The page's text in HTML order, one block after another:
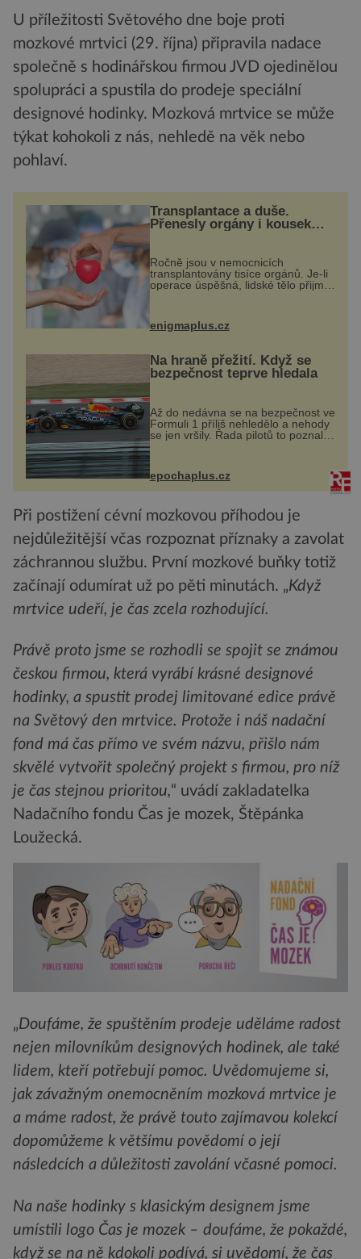
U příležitosti Světového dne boje proti
mozkové mrtvici (29. října) připravila nadace
společně s hodinářskou firmou JVD ojedinělou
spolupráci a spustila do prodeje speciální
designové hodinky. Mozková mrtvice se může
týkat kohokoli z nás, nehledě na věk nebo
pohlaví.
Transplantace a duše.
Přenesly orgány i kousek
Ročně jsou v nemocnicích
transplantovány tisíce orgánů. Je-li
operace úspěšná, lidské tělo přijme
co když při transplantaci
nepřijímám...
enigmaplus.cz
Na hraně přežití. Když se
bezpečnost teprve hledala
Až do nedávna se na bezpečnost ve
Formuli 1 příliš nehledělo a nehody
se jen vršily. Řada pilotů to poznala
na vlastní kůži, často s trvalými
následky nebo bohužel i ztrátou
života. Dnes nepochopiteln...
epochaplus.cz
Při postižení cévní mozkovou příhodou je
nejdůležitější včas rozpoznat příznaky a zavolat
záchrannou službu. První mozkové buňky totiž
začínají odumírat už po pěti minutách. „Když
mrtvice udeří, je čas zcela rozhodující.
Právě proto jsme se rozhodli se spojit se známou
českou firmou, která vyrábí krásné designové
hodinky, a spustit prodej limitované edice právě
na Světový den mrtvice. Protože i náš nadační
fond má čas přímo ve svém názvu, přišlo nám
skvělé vytvořit společný projekt s firmou, pro níž
je čas stejnou prioritou,“ uvádí zakladatelka
Nadačního fondu Čas je mozek, Štěpánka
Loužecká.
„Doufáme, že spuštěním prodeje uděláme radost
nejen milovníkům designových hodinek, ale také
lidem, kteří potřebují pomoc. Uvědomujeme si,
jak závažným onemocněním mozková mrtvice je
a máme radost, že právě touto zajímavou kolekcí
dopomůžeme k většímu povědomí o její
následcích a důležitosti zavolání včasné pomoci.
Na naše hodinky s klasickým designem jsme
umístili logo Čas je mozek – doufáme, že pokaždé,
když se na ně kdokoli podívá, si uvědomí, že čas